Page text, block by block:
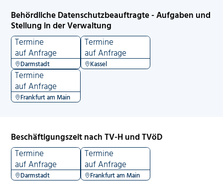
Behördliche Datenschutzbeauftragte - Aufgaben und
Stellung in der Verwaltung
Termine
auf Anfrage
Darmstadt
Termine
auf Anfrage
Kassel
Termine
auf Anfrage
Frankfurt am Main
Beschäftigungszeit nach TV-H und TVöD
Termine
auf Anfrage
Darmstadt
Termine
auf Anfrage
Frankfurt am Main